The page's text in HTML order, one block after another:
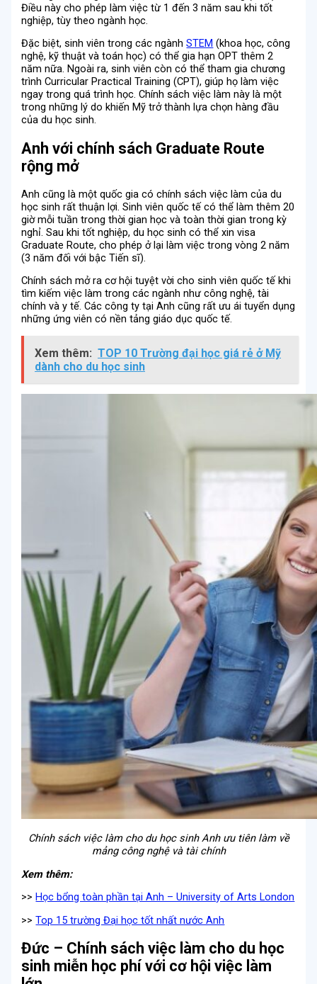
Điều này cho phép làm việc từ 1 đến 3 năm sau khi tốt
nghiệp, tùy theo ngành học.
Đặc biệt, sinh viên trong các ngànhSTEM (khoa học, công
nghệ, kỹ thuật và toán học) có thể gia hạn OPT thêm 2
năm nữa. Ngoài ra, sinh viên còn có thể tham gia chương
trình Curricular Practical Training (CPT), giúp họ làm việc
ngay trong quá trình học. Chính sách việc làm này là một
trong những lý do khiến Mỹ trở thành lựa chọn hàng đầu
của du học sinh.
Anh với chính sách Graduate Route
rộng mở
Anh cũng là một quốc gia có chính sách việc làm của du
học sinh rất thuận lợi. Sinh viên quốc tế có thể làm thêm 20
giờ mỗi tuần trong thời gian học và toàn thời gian trong kỳ
nghỉ. Sau khi tốt nghiệp, du học sinh có thể xin visa
Graduate Route, cho phép ở lại làm việc trong vòng 2 năm
(3 năm đối với bậc Tiến sĩ).
Chính sách mở ra cơ hội tuyệt vời cho sinh viên quốc tế khi
tìm kiếm việc làm trong các ngành như công nghệ, tài
chính và y tế. Các công ty tại Anh cũng rất ưu ái tuyển dụng
những ứng viên có nền tảng giáo dục quốc tế.
Xem thêm: TOP 10 Trường đại học giá rẻ ở Mỹ
dành cho du học sinh
Chính sách việc làm cho du học sinh Anh ưu tiên làm về
mảng công nghệ và tài chính
Xem thêm:
>> Học bổng toàn phần tại Anh – University of Arts London
>>Top 15 trường Đại học tốt nhất nước Anh
Đức – Chính sách việc làm cho du học
sinh miễn học phí với cơ hội việc làm